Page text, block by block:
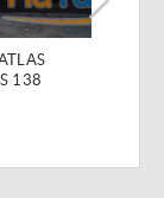
138